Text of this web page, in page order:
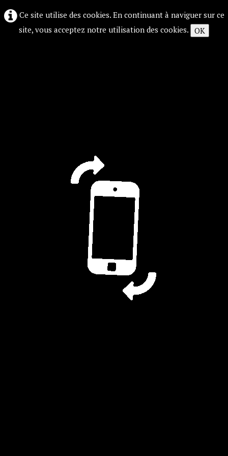
Ce site utilise des cookies. En continuant à naviguer sur ce
site, vous acceptez notre utilisation des cookies. OK